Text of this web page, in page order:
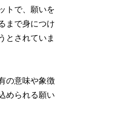
トで、願いを
まで身につけ
とされていま
の意味や象徴
められる願い